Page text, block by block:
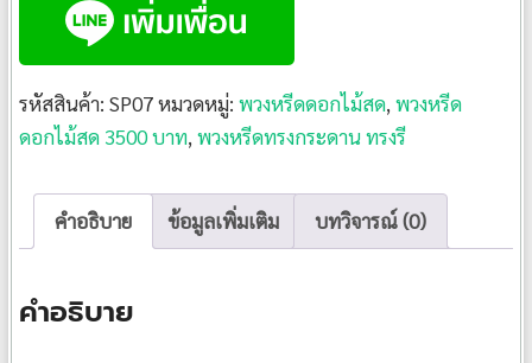
รหัสสินค้า: SP07หมวดหมู่: พวงหรีดดอกไม้สด, พวงหรีด
ดอกไม้สด 3500 บาท, พวงหรีดทรงกระดาน ทรงรี
คำอธิบาย ข้อมูลเพิ่มเติม บทวิจารณ์ (0)
คำอธิบาย